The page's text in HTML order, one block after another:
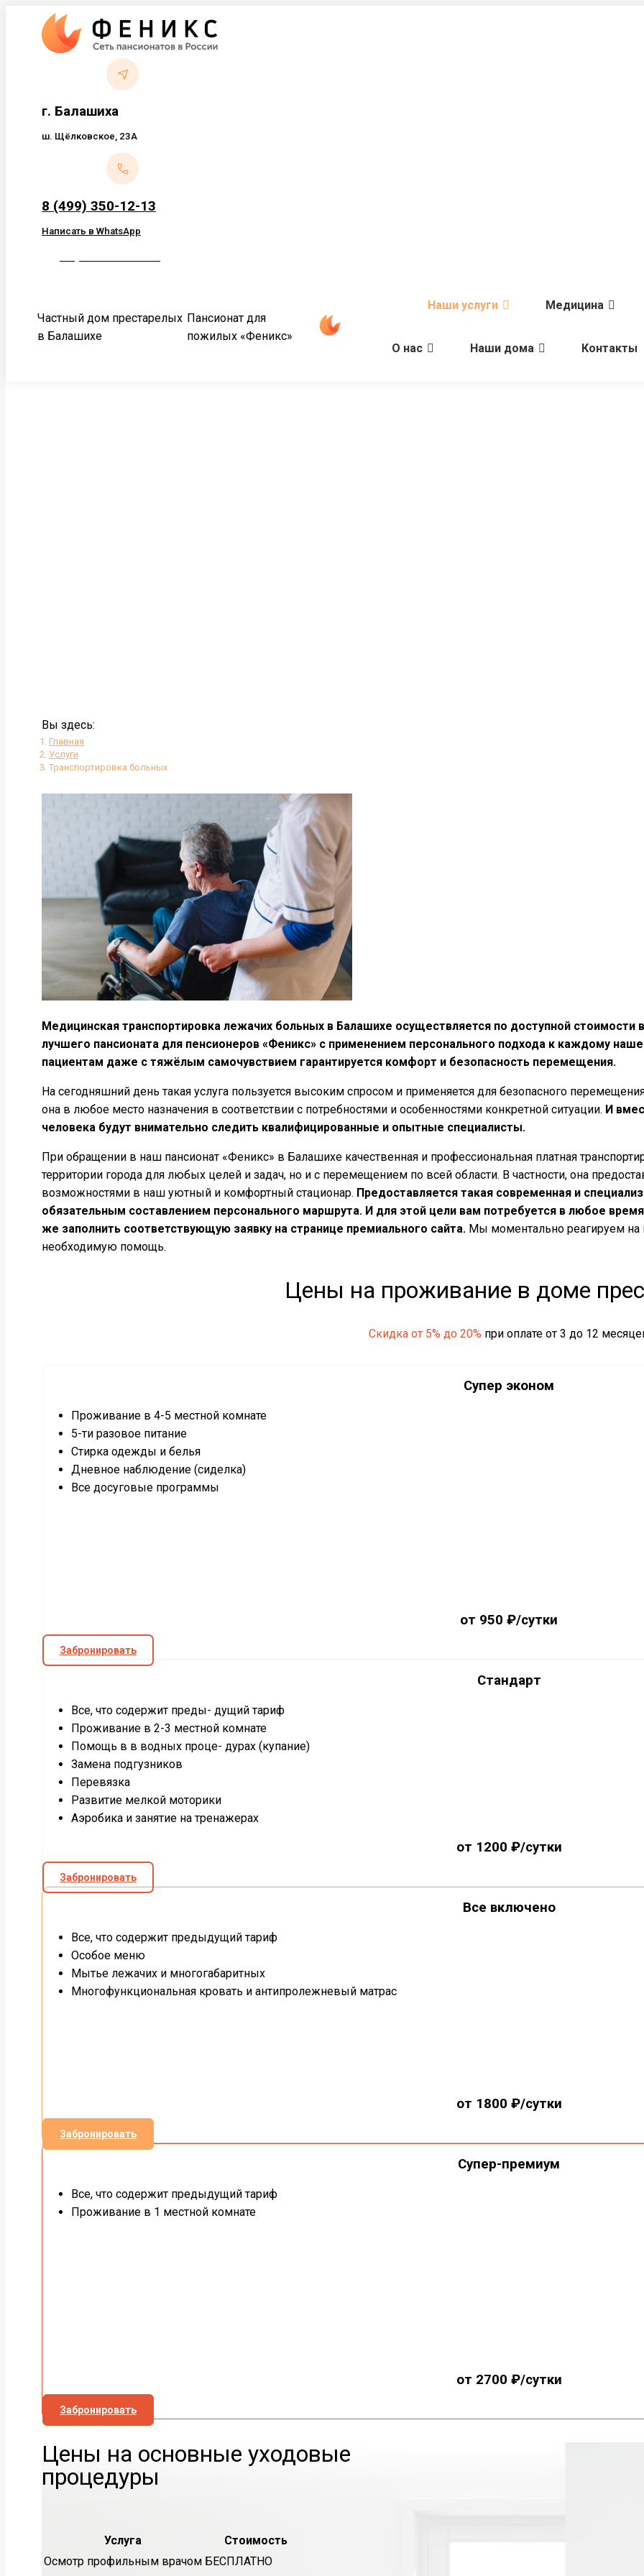
Перейти
содержанию
г. Балашиха
ш. Щёлковское, 23А
8 (499) 350-12-13
Написать в WhatsApp
Частный дом престарелых
в Балашихе
Пансионат для
пожилых «Феникс»
Наши услуги Медицина
О нас Наши дома Контакты
Вы здесь:
Главная
Услуги
Транспортировка больных
Медицинская транспортировка лежачих больных в Балашихе осуществляется по доступной
лучшего пансионата для пенсионеров «Феникс» с применением персонального подхода к каждому
пациентам даже с тяжёлым самочувствием гарантируется комфорт и безопасность перемещения.
На сегодняшний день такая услуга пользуется высоким спросом и применяется для безопасного
она в любое место назначения в соответствии с потребностями и особенностями конкретной ситуации. И
человека будут внимательно следить квалифицированные и опытные специалисты.
При обращении в наш пансионат «Феникс» в Балашихе качественная и профессиональная платная
территории города для любых целей и задач, но и с перемещением по всей области. В частности, она
возможностями в наш уютный и комфортный стационар. Предоставляется такая современная и
обязательным составлением персонального маршрута. И для этой цели вам потребуется в любое
же заполнить соответствующую заявку на странице премиального сайта. Мы моментально реагируем
необходимую помощь.
Цены на проживание в доме
Скидка от 5% до 20% при оплате от 3 до 12
Супер эконом
Проживание в 4-5 местной комнате
5-ти разовое питание
Стирка одежды и белья
Дневное наблюдение (сиделка)
Все досуговые программы
от 950 ₽/сутки
Забронировать
Стандарт
Все, что содержит преды- дущий тариф
Проживание в 2-3 местной комнате
Помощь в в водных проце- дурах (купание)
Замена подгузников
Перевязка
Развитие мелкой моторики
Аэробика и занятие на тренажерах
от 1200 ₽/сутки
Забронировать
Все включено
Все, что содержит предыдущий тариф
Особое меню
Мытье лежачих и многогабаритных
Многофункциональная кровать и антипролежневый матрас
от 1800 ₽/сутки
Забронировать
Супер-премиум
Все, что содержит предыдущий тариф
Проживание в 1 местной комнате
от 2700 ₽/сутки
Забронировать
Цены на основные уходовые
процедуры
Услуга
Стоимость
Осмотр профильным врачом БЕСПЛАТНО